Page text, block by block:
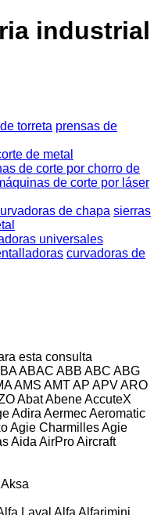
industrial
torreta prensas de
de metal
de corte por chorro de
de corte por láser
de chapa sierras
universales
curvadoras de
esta consulta
ABAC ABB ABC ABG
AMS AMTAP APVARO
AbatAbeneAccuteX
Adira AermecAeromatic
Agie CharmillesAgie
Aida AirProAircraft
Aksa
Laval Alfa Alfarimini